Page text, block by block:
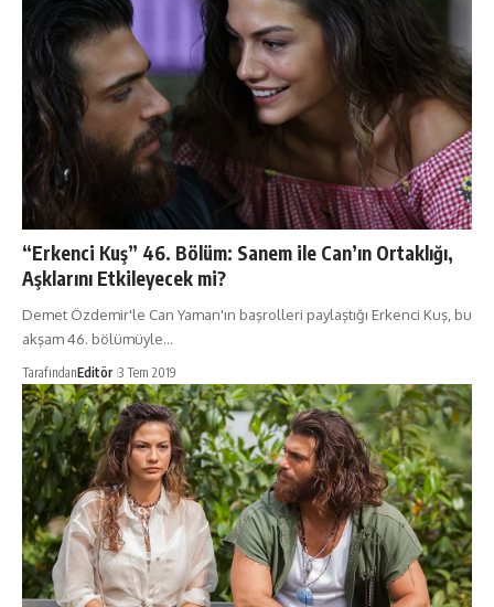
“Erkenci Kuş” 46. Bölüm: Sanem ile Can’ın Ortaklığı,
Aşklarını Etkileyecek mi?
Demet Özdemir'le Can Yaman'ın başrolleri paylaştığı Erkenci Kuş, bu
akşam 46. bölümüyle…
TarafındanEditör 3 Tem 2019